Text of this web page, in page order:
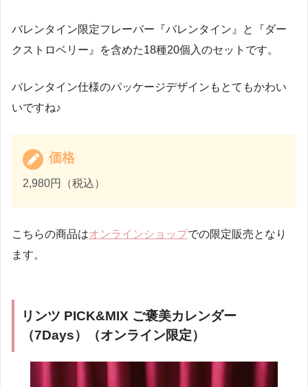
バレンタイン限定フレーバー『バレンタイン』と『ダー
クストロベリー』を含めた18種20個入のセットです。
バレンタイン仕様のパッケージデザインもとてもかわい
いですね♪
価格
2,980円（税込）
こちらの商品はオンラインショップでの限定販売となり
ます。
リンツ PICK&MIX ご褒美カレンダー
（7Days）（オンライン限定）